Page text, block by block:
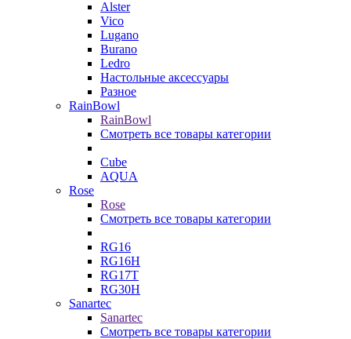
Alster
Vico
Lugano
Burano
Ledro
Настольные аксессуары
Разное
RainBowl
RainBowl
Смотреть все товары категории
Cube
AQUA
Rose
Rose
Смотреть все товары категории
RG16
RG16H
RG17T
RG30H
Sanartec
Sanartec
Смотреть все товары категории